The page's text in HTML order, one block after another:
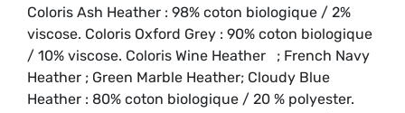
Coloris Ash Heather : 98% coton biologique / 2%
viscose. Coloris Oxford Grey : 90% coton biologique
/ 10% viscose. Coloris Wine Heather ; French Navy
Heather ; Green Marble Heather; Cloudy Blue
Heather : 80% coton biologique / 20 % polyester.